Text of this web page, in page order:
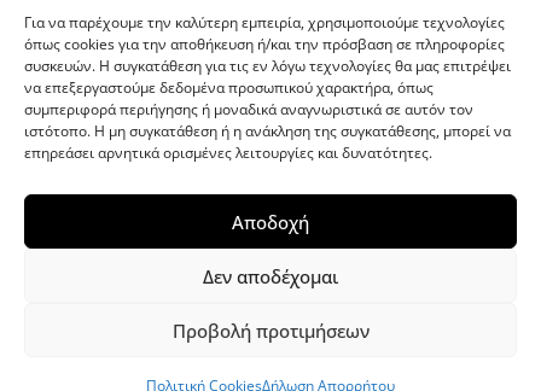
Για να παρέχουμε την καλύτερη εμπειρία, χρησιμοποιούμε τεχνολογίες
όπως cookies για την αποθήκευση ή/και την πρόσβαση σε πληροφορίες
συσκευών. Η συγκατάθεση για τις εν λόγω τεχνολογίες θα μας επιτρέψει
να επεξεργαστούμε δεδομένα προσωπικού χαρακτήρα, όπως
συμπεριφορά περιήγησης ή μοναδικά αναγνωριστικά σε αυτόν τον
ιστότοπο. Η μη συγκατάθεση ή η ανάκληση της συγκατάθεσης, μπορεί να
επηρεάσει αρνητικά ορισμένες λειτουργίες και δυνατότητες.
Αποδοχή
Δεν αποδέχομαι
Προβολή προτιμήσεων
Πολιτική CookiesΔήλωση Απορρήτου
G-point.gr
WordPress Theme|Viral Newsby HashThemes